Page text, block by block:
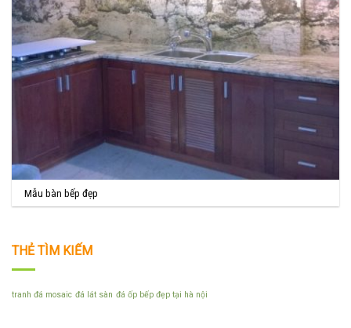
Mẫu bàn bếp đẹp
THẺ TÌM KIẾM
tranh đá mosaic đá lát sàn đá ốp bếp đẹp tại hà nội